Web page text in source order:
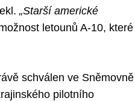
„Starší americké
letounů A-10, které
schválen ve Sněmovně
pilotního